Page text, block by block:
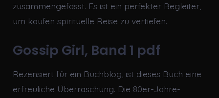
zusammengefasst. Es ist ein perfekter Begleiter,
um kaufen spirituelle Reise zu vertiefen.
Gossip Girl, Band 1 pdf
Rezensiert für ein Buchblog, ist dieses Buch eine
erfreuliche Überraschung. Die 80er-Jahre-